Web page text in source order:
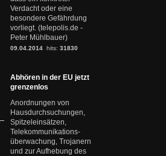
Verdacht oder eine
besondere Gefährdung
vorliegt. (telepolis.de -
Peter Mühlbauer)
09.04.2014 hits: 31830
Abhören in der EU jetzt
grenzenlos
Anordnungen von
Hausdurchsuchungen,
Spitzeleinsätzen,
Telekommunikations-
überwachung, Trojanern
und zur Aufhebung des